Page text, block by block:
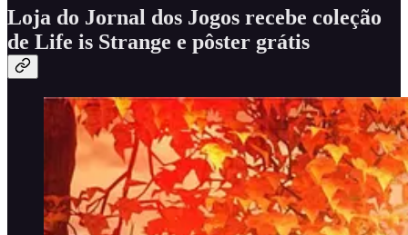
Loja do Jornal dos Jogos recebe coleção
de Life is Strange e pôster grátis